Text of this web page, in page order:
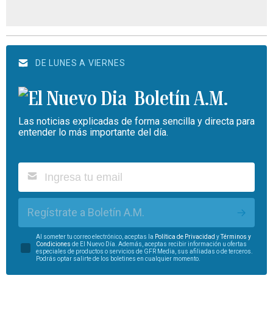
DE LUNES A VIERNES
Boletín A.M.
Las noticias explicadas de forma sencilla y directa para
entender lo más importante del día.
Regístrate a Boletín A.M.
Al someter tu correo electrónico, aceptas la Política de Privacidad y
Términos y
Condiciones de El Nuevo Día. Además, aceptas recibir información u ofertas
especiales de productos o servicios de GFR Media, sus afiliadas o de terceros.
Podrás optar salirte de los boletines en cualquier momento.